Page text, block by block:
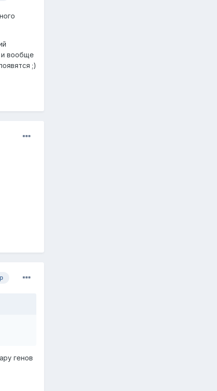
и вообще
;)
генов